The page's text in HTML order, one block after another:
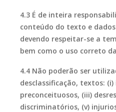
4.3 É de inteira
conteúdo do texto e
devendo respeitar-se a
bem como o uso correto
4.4 Não poderão ser
desclassificação, textos: (i)
preconceituosos, (iii)
discriminatórios, (v)